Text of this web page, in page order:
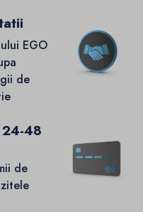
EGO
de
48
de